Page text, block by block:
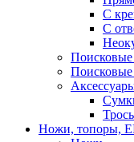
С
С
Ножи, топоры,